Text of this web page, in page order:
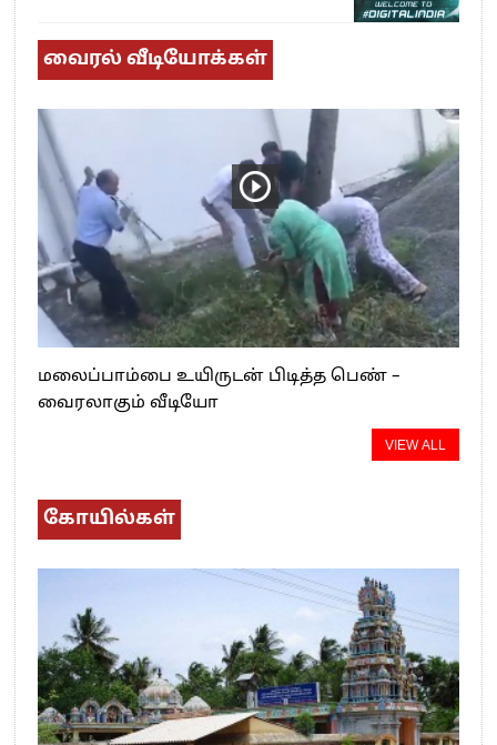
வைரல் வீடியோக்கள்
மலைப்பாம்பை உயிருடன் பிடித்த பெண் –
வைரலாகும் வீடியோ
VIEW ALL
கோயில்கள்